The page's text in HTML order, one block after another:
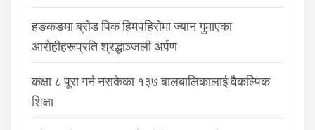
हङकङमा ब्रोड पिक हिमपहिरोमा ज्यान गुमाएका
आरोहीहरूप्रति श्रद्धाञ्जली अर्पण
कक्षा ८ पूरा गर्न नसकेका १३७ बालबालिकालाई वैकल्पिक
शिक्षा